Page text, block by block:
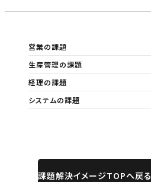
営業の課題
生産管理の課題
経理の課題
システムの課題
課題解決イメージTOPへ戻る